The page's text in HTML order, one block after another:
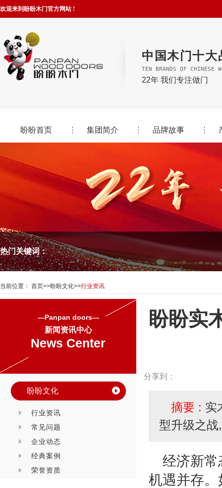
欢迎来到盼盼木门官方网站 !
中国木门十大
TEN BRANDS OF CHINESE
22年 我们专注做门
盼盼首页 集团简介 品牌故事
热门关键词：
当前位置： 首页>>盼盼文化>>行业资讯
—Panpan doors—
新闻资讯中心
News Center
盼盼文化
行业资讯
常见问题
企业动态
经典案例
荣誉资质
盼盼实
分享到：
摘要 : 实
型升级之
经济新常
机遇并存